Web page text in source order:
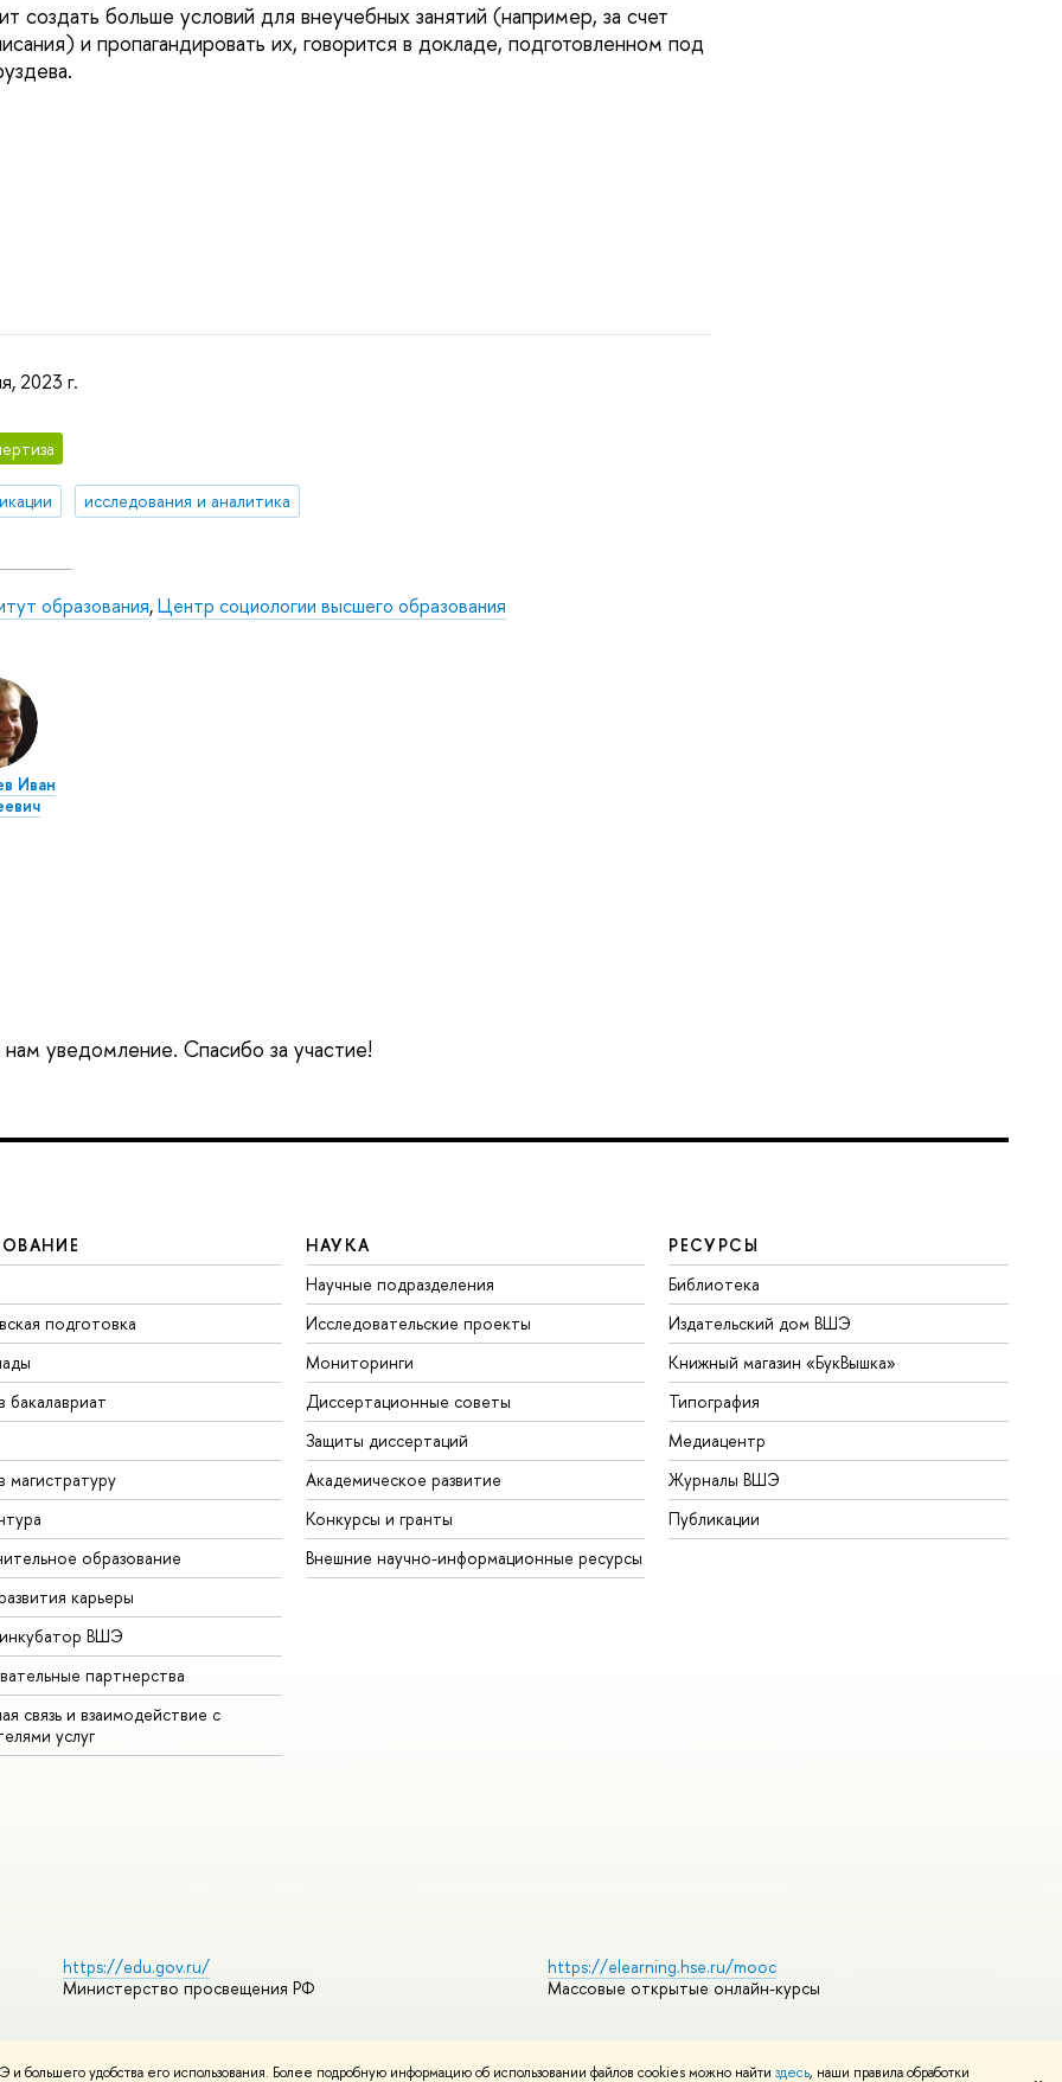
удобства его использования. Более подробную информацию об использовании файлов cookies можно найти здесь, наши правила обработки
создать больше условий для внеучебных занятий (например, за счет
и пропагандировать их, говорится в докладе, подготовленном под
2023 г.
исследования и аналитика
образования,Центр социологии высшего образования
Иван
уведомление. Спасибо за участие!
подготовка
бакалавриат
магистратуру
образование
карьеры
ВШЭ
партнерства
связь и взаимодействие с
услуг
НАУКА
Научные подразделения
Исследовательские проекты
Мониторинги
Диссертационные советы
Защиты диссертаций
Академическое развитие
Конкурсы и гранты
Внешние научно-информационные ресурсы
РЕСУРСЫ
Библиотека
Издательский дом ВШЭ
Книжный магазин «БукВышка»
Типография
Медиацентр
Журналы ВШЭ
Публикации
https://edu.gov.ru/
Министерство просвещения РФ
https://elearning.hse.ru/mooc
Массовые открытые онлайн-курсы
материаловПолитика конфиденциальностиКарта сайта Редактору